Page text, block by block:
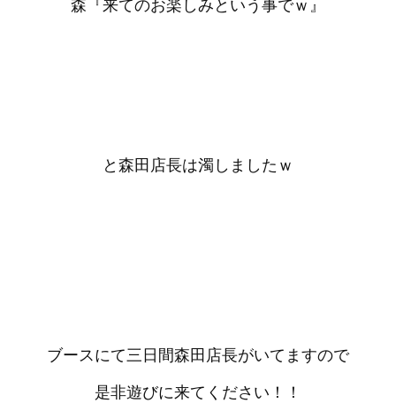
森『来てのお楽しみという事でｗ』
と森田店長は濁しましたｗ
ブースにて三日間森田店長がいてますので
是非遊びに来てください！！